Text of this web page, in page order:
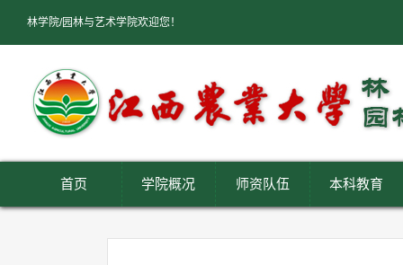
林学院/园林与艺术学院欢迎您！
首页 学院概况 师资队伍 本科教育